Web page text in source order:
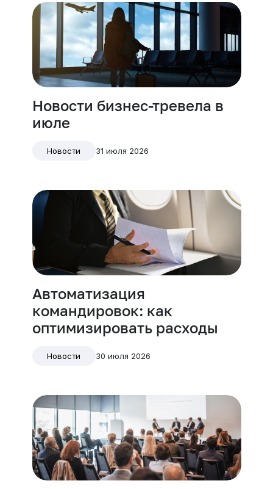
Новости бизнес-тревела в
июле
Новости 31 июля 2026
Автоматизация
командировок: как
оптимизировать расходы
Новости 30 июля 2026